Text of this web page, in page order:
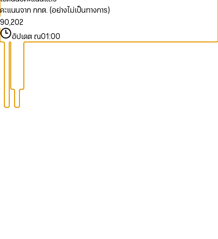
9
9 9
คะแนนจาก กกต. (อย่างไม่เป็นทางการ)
7
8
90
1
2
,
0
1
2
3
4
0
1
2
8
0
1
2
3
4
อัปเดต ณ01:00